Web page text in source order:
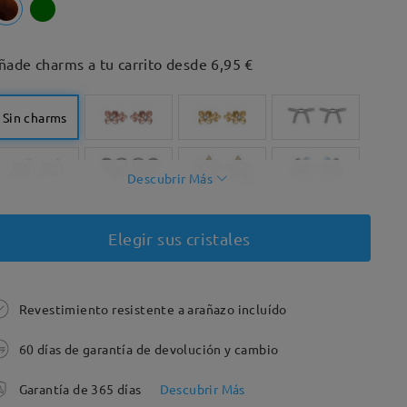
charms a tu carrito desde 6,95 €
Sin charms
Descubrir Más
Elegir sus cristales
Revestimiento resistente a arañazo incluído
60 días de garantía de devolución y cambio
Garantía de 365 días Descubrir Más